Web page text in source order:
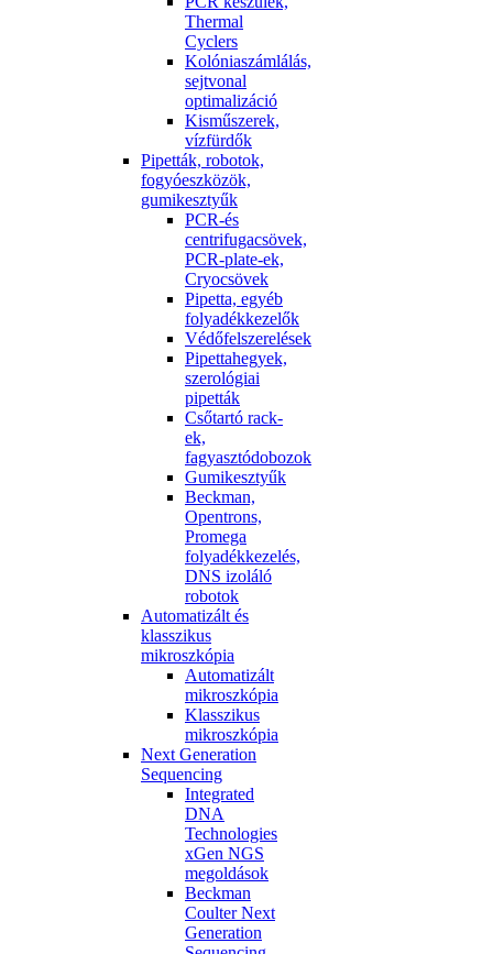
Thermal
Cyclers
Kolóniaszámlálás,
sejtvonal
optimalizáció
Kisműszerek,
vízfürdők
Pipetták, robotok,
fogyóeszközök,
gumikesztyűk
PCR-és
centrifugacsövek,
PCR-plate-ek,
Cryocsövek
Pipetta, egyéb
folyadékkezelők
Védőfelszerelések
Pipettahegyek,
szerológiai
pipetták
Csőtartó rack-
ek,
fagyasztódobozok
Gumikesztyűk
Beckman,
Opentrons,
Promega
folyadékkezelés,
DNS izoláló
robotok
Automatizált és
klasszikus
mikroszkópia
Automatizált
mikroszkópia
Klasszikus
mikroszkópia
Next Generation
Sequencing
Integrated
DNA
Technologies
xGen NGS
megoldások
Beckman
Coulter Next
Generation